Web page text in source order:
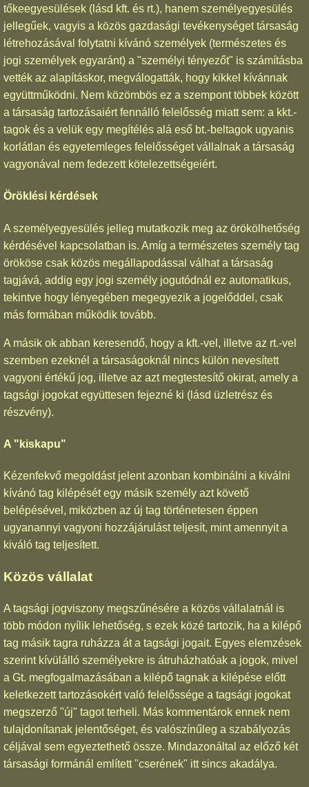
tőkeegyesülések (lásd kft. és rt.), hanem személyegyesülés
jellegűek, vagyis a közös gazdasági tevékenységet társaság
létrehozásával folytatni kívánó személyek (természetes és
jogi személyek egyaránt) a "személyi tényezőt" is számításba
vették az alapításkor, megválogatták, hogy kikkel kívánnak
együttműködni. Nem közömbös ez a szempont többek között
a társaság tartozásaiért fennálló felelősség miatt sem: a kkt.-
tagok és a velük egy megítélés alá eső bt.-beltagok ugyanis
korlátlan és egyetemleges felelősséget vállalnak a társaság
vagyonával nem fedezett kötelezettségeiért.
Öröklési kérdések
A személyegyesülés jelleg mutatkozik meg az örökölhetőség
kérdésével kapcsolatban is. Amíg a természetes személy tag
örököse csak közös megállapodással válhat a társaság
tagjává, addig egy jogi személy jogutódnál ez automatikus,
tekintve hogy lényegében megegyezik a jogelőddel, csak
más formában működik tovább.
A másik ok abban keresendő, hogy a kft.-vel, illetve az rt.-vel
szemben ezeknél a társaságoknál nincs külön nevesített
vagyoni értékű jog, illetve az azt megtestesítő okirat, amely a
tagsági jogokat együttesen fejezné ki (lásd üzletrész és
részvény).
A "kiskapu"
Kézenfekvő megoldást jelent azonban kombinálni a kiválni
kívánó tag kilépését egy másik személy azt követő
belépésével, miközben az új tag történetesen éppen
ugyanannyi vagyoni hozzájárulást teljesít, mint amennyit a
kiváló tag teljesített.
Közös vállalat
A tagsági jogviszony megszűnésére a közös vállalatnál is
több módon nyílik lehetőség, s ezek közé tartozik, ha a kilépő
tag másik tagra ruházza át a tagsági jogait. Egyes elemzések
szerint kívülálló személyekre is átruházhatóak a jogok, mivel
a Gt. megfogalmazásában a kilépő tagnak a kilépése előtt
keletkezett tartozásokért való felelőssége a tagsági jogokat
megszerző "új" tagot terheli. Más kommentárok ennek nem
tulajdonítanak jelentőséget, és valószínűleg a szabályozás
céljával sem egyeztethető össze. Mindazonáltal az előző két
társasági formánál említett "cserének" itt sincs akadálya.